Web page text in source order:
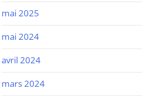
mai 2025
mai 2024
avril 2024
mars 2024